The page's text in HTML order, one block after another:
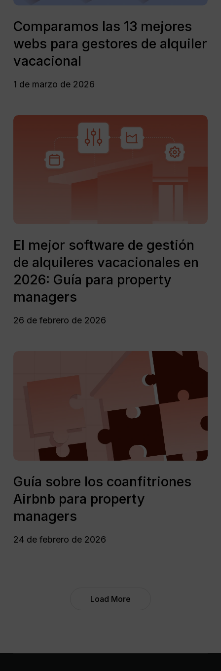
vacacional
las
13
mejores
webs
gestores
vacacional
Comparamos las 13 mejores
webs para gestores de alquiler
vacacional
1 de marzo de 2026
El
Guía
para
property
managers
mejor
software
de
gestión
alquileres
en
El mejor software de gestión
de alquileres vacacionales en
2026: Guía para property
managers
26 de febrero de 2026
sobre
los
coanfitriones
Airbnb​
property
Guía sobre los coanfitriones
Airbnb​ para property
managers
24 de febrero de 2026
Load More